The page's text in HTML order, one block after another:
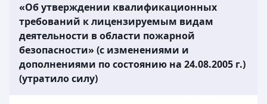
«Об утверждении квалификационных
требований к лицензируемым видам
деятельности в области пожарной
безопасности» (с изменениями и
дополнениями по состоянию на 24.08.2005 г.)
(утратило силу)